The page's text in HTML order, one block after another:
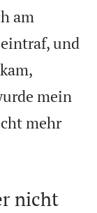
am
und
mein
mehr
nicht